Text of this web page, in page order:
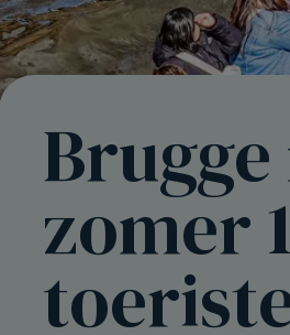
zomer